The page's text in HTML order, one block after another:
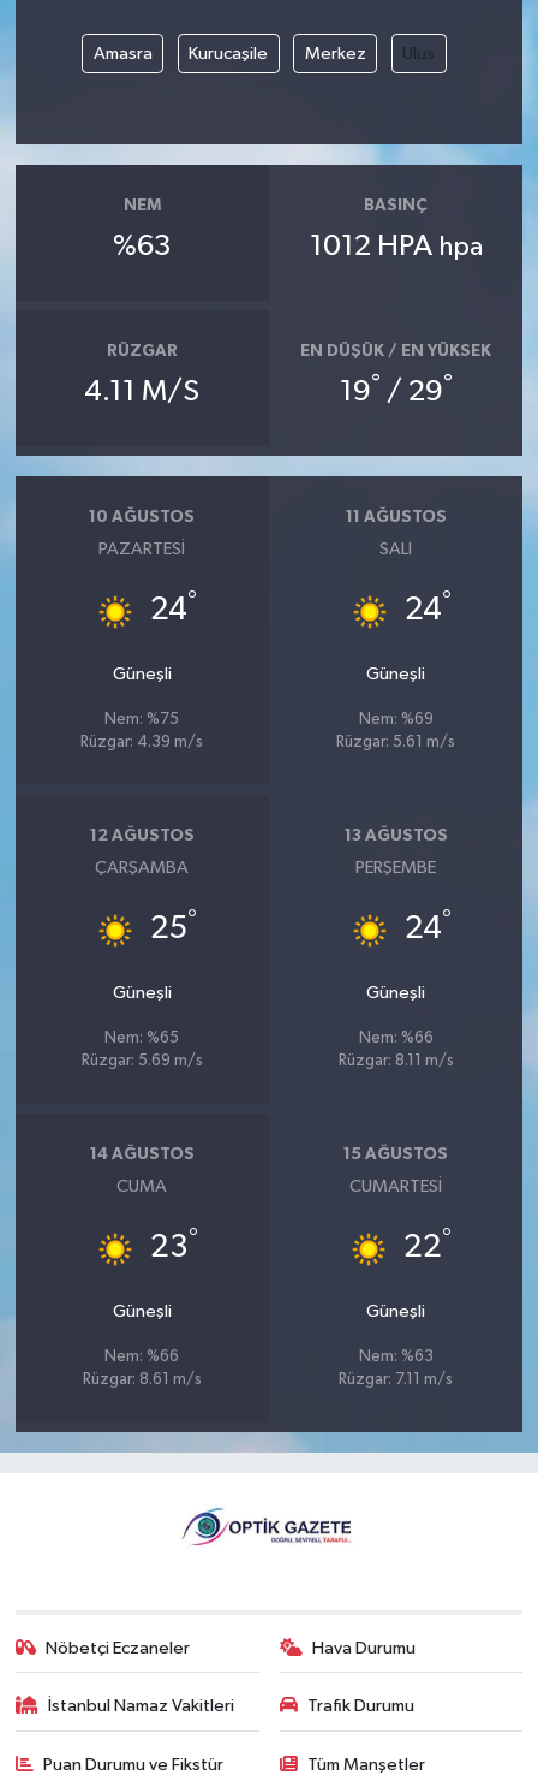
Amasra Kurucaşile Merkez Ulus
NEM
%63
BASINÇ
1012 HPA hpa
RÜZGAR
4.11 M/S
EN DÜŞÜK / EN YÜKSEK
19° / 29°
10 AĞUSTOS
PAZARTESI
24°
Güneşli
Nem: %75
Rüzgar: 4.39 m/s
11 AĞUSTOS
SALI
24°
Güneşli
Nem: %69
Rüzgar: 5.61 m/s
12 AĞUSTOS
ÇARŞAMBA
25°
Güneşli
Nem: %65
Rüzgar: 5.69 m/s
13 AĞUSTOS
PERŞEMBE
24°
Güneşli
Nem: %66
Rüzgar: 8.11 m/s
14 AĞUSTOS
CUMA
23°
Güneşli
Nem: %66
Rüzgar: 8.61 m/s
15 AĞUSTOS
CUMARTESI
22°
Güneşli
Nem: %63
Rüzgar: 7.11 m/s
Nöbetçi Eczaneler Hava Durumu
İstanbul Namaz Vakitleri Trafik Durumu
Puan Durumu ve Fikstür Tüm Manşetler